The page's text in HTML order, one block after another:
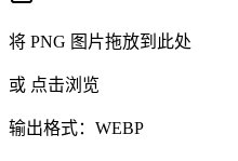
将 PNG 图片拖放到此处
或 点击浏览
输出格式：WEBP